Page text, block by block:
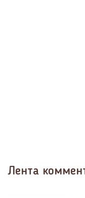
Лента